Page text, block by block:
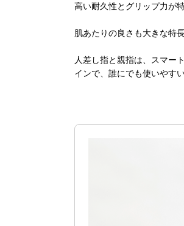
高い耐久性とグリップ力が
肌あたりの良さも大きな特
人差し指と親指は、スマー
インで、誰にでも使いやすい